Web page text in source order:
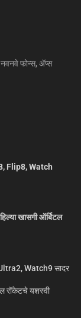
नवनवे फोन्स, ॲप्स
Flip8, Watch
खासगी ऑर्बिटल
Watch9 सादर
रॉकेटचे यशस्वी